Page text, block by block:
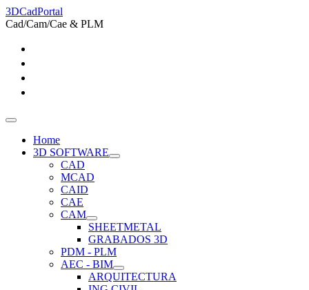
3DCadPortal
Cad/Cam/Cae & PLM
Home
3D SOFTWARE
CAD
MCAD
CAID
CAE
CAM
SHEETMETAL
GRABADOS 3D
PDM - PLM
AEC - BIM
ARQUITECTURA